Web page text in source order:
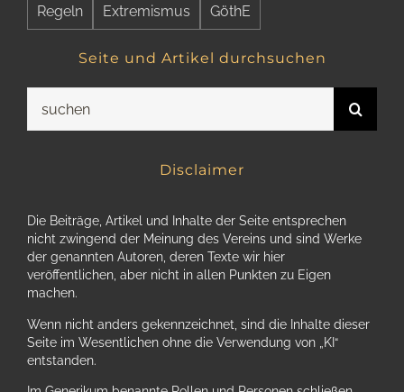
Regeln Extremismus GöthE
Seite und Artikel durchsuchen
nach:
Disclaimer
Die Beiträge, Artikel und Inhalte der Seite entsprechen
nicht zwingend der Meinung des Vereins und sind Werke
der genannten Autoren, deren Texte wir hier
veröffentlichen, aber nicht in allen Punkten zu Eigen
machen.
Wenn nicht anders gekennzeichnet, sind die Inhalte dieser
Seite im Wesentlichen ohne die Verwendung von „KI“
entstanden.